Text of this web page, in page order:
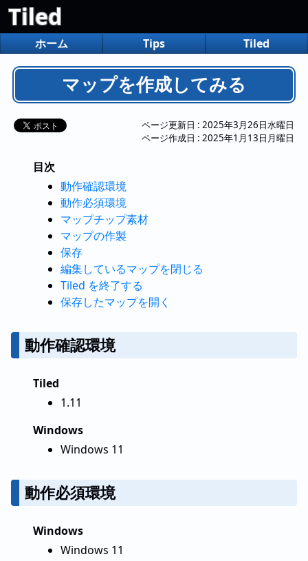
Tiled
ホーム Tips Tiled
マップを作成してみる
ページ更新日 : 2025年3月26日水曜日
ページ作成日 : 2025年1月13日月曜日
目次
動作確認環境
動作必須環境
マップチップ素材
マップの作製
保存
編集しているマップを閉じる
Tiled を終了する
保存したマップを開く
動作確認環境
Tiled
1.11
Windows
Windows 11
動作必須環境
Windows
Windows 11